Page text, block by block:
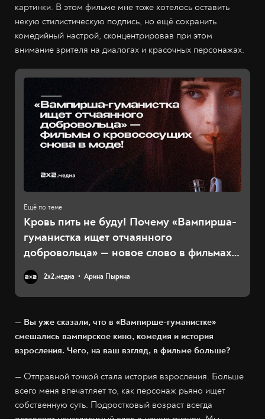
картинки. В этом фильме мне тоже хотелось оставить
некую стилистическую подпись, но ещё сохранить
комедийный настрой, сконцентрировав при этом
внимание зрителя на диалогах и красочных персонажах.
Кровь пить не буду! Почему «Вампирша-
гуманистка ищет отчаянного
добровольца» — новое слово в фильмах о
кровососущих
2х2.медиа Арина Пырина
— Вы уже сказали, что в «Вампирше-гуманистке»
смешались вампирское кино, комедия и история
взросления. Чего, на ваш взгляд, в фильме больше?
— Отправной точкой стала история взросления. Больше
всего меня впечатляет то, как персонаж рьяно ищет
собственную суть. Подростковый возраст всегда